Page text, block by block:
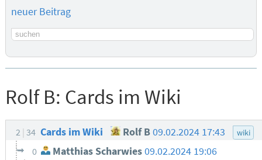
neuer Beitrag
Suchbegriff
Rolf B: Cards im Wiki
2 34 Cards im Wiki Rolf B09.02.2024 17:43 wiki
0 Matthias Scharwies09.02.2024 19:06